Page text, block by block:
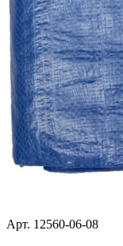
Арт. 12560-06-08